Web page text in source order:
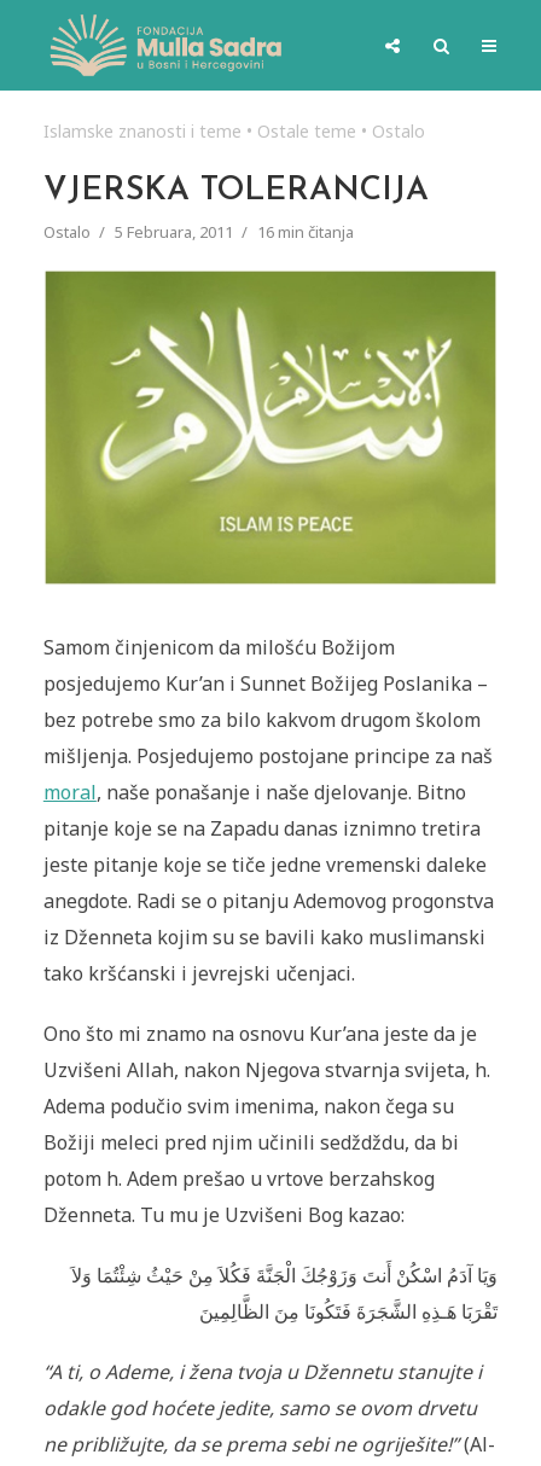
Islamske znanosti i teme • Ostale teme • Ostalo
VJERSKA TOLERANCIJA
Ostalo 5 Februara, 2011 16 min čitanja
Samom činjenicom da milošću Božijom
posjedujemo Kur’an i Sunnet Božijeg Poslanika –
bez potrebe smo za bilo kakvom drugom školom
mišljenja. Posjedujemo postojane principe za naš
moral, naše ponašanje i naše djelovanje. Bitno
pitanje koje se na Zapadu danas iznimno tretira
jeste pitanje koje se tiče jedne vremenski daleke
aneg­dote. Radi se o pitanju Ademovog progonstva
iz Dženneta ko­jim su se bavili kako muslimanski
tako kršćanski i jevrejski učenjaci.
Ono što mi znamo na osnovu Kur’ana jeste da je
Uzvišeni Al­lah, nakon Njegova stvarnja svijeta, h.
Adema podučio svim imen­ima, nakon čega su
Božiji meleci pred njim učinili sedždždu, da bi
potom h. Adem prešao u vrtove berzahskog
Dženneta. Tu mu je Uz­višeni Bog kazao:
وَيَا آدَمُ اسْكُنْ أَنتَ وَزَوْجُكَ الْجَنَّةَ فَكُلاَ مِنْ حَيْثُ شِئْتُمَا وَلاَ
تَقْرَبَا هَـذِهِ الشَّجَرَةَ فَتَكُونَا مِنَ الظَّالِمِينَ
“A ti, o Ademe, i žena tvoja u Džennetu sta­nujte i
odakle god hoćete jedite, samo se ovom drvetu
ne približujte, da se prema sebi ne ogri­ješite!”(Al-